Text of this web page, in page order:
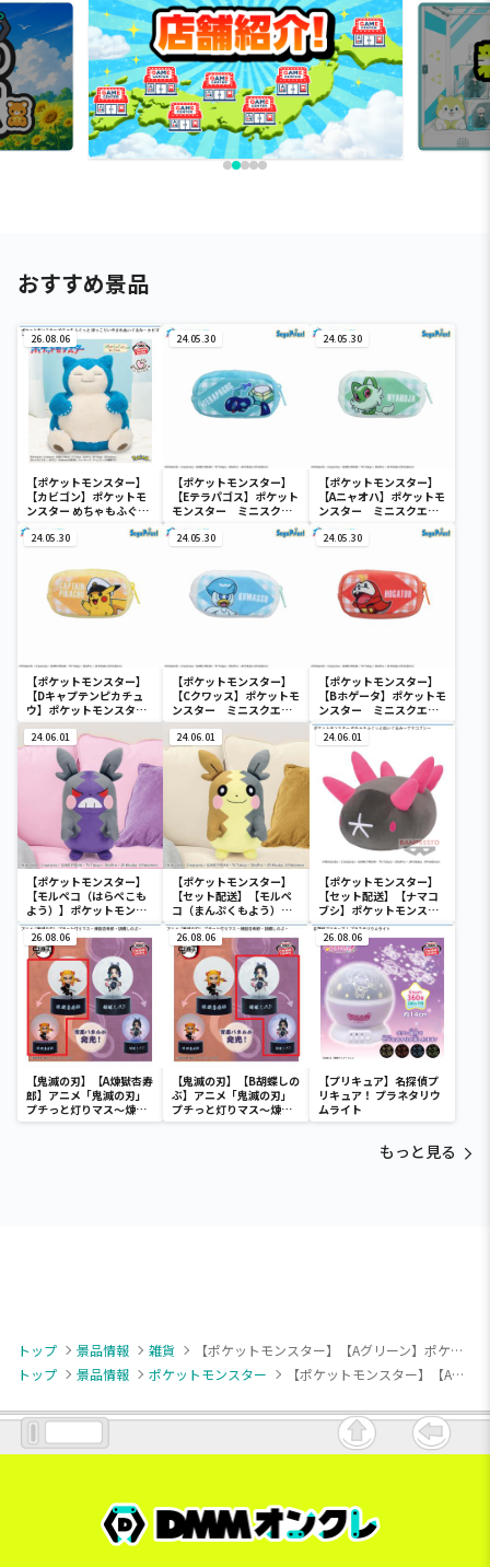
おすすめ景品
26.08.06
【ポケットモンスター】
【カビゴン】ポケットモ
ンスター めちゃもふぐっ
と ほっこりいやされぬい
ぐるみ～カビゴン～
24.05.30
【ポケットモンスター】
【Eテラパゴス】ポケット
モンスター ミニスクエ
アポーチ
24.05.30
【ポケットモンスター】
【Aニャオハ】ポケットモ
ンスター ミニスクエア
ポーチ
24.05.30
【ポケットモンスター】
【Dキャプテンピカチュ
ウ】ポケットモンスタ
ー ミニスクエアポーチ
24.05.30
【ポケットモンスター】
【Cクワッス】ポケットモ
ンスター ミニスクエア
ポーチ
24.05.30
【ポケットモンスター】
【Bホゲータ】ポケットモ
ンスター ミニスクエア
ポーチ
24.06.01
【ポケットモンスター】
【モルペコ（はらぺこも
よう）】ポケットモンス
ター めちゃもふぐっとぬ
いぐるみ～モルペコ（は
らぺこもよう）～
24.06.01
【ポケットモンスター】
【セット配送】【モルペ
コ（まんぷくもよう）】
ポケットモンスター めち
ゃもふぐっとぬいぐるみ
～モルペコ（まんぷくも
よう）～
24.06.01
【ポケットモンスター】
【セット配送】【ナマコ
ブシ】ポケットモンスタ
ー めちゃもふぐっとぬい
ぐるみ～ナマコブシ～
26.08.06
【鬼滅の刃】【A煉獄杏寿
郎】アニメ「鬼滅の刃」
プチっと灯りマス～煉獄
杏寿郎・胡蝶しのぶ～
26.08.06
【鬼滅の刃】【B胡蝶しの
ぶ】アニメ「鬼滅の刃」
プチっと灯りマス～煉獄
杏寿郎・胡蝶しのぶ～
26.08.06
【プリキュア】名探偵プ
リキュア！ プラネタリウ
ムライト
もっと見る
トップ 景品情報 雑貨
【ポケットモンスター】【Aグリーン】ポケットモンスター クリアポーチ（EX）
トップ
景品情報 ポケットモンスター 【ポケットモンスター】【Aグリーン】ポケットモンスター クリアポーチ（EX）